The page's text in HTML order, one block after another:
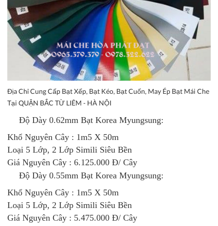
Địa Chỉ Cung Cấp Bạt Xếp, Bạt Kéo, Bạt Cuốn, May Ép Bạt Mái Che
Tại QUẬN BẮC TỪ LIÊM - HÀ NỘI
Độ Dày 0.62mm Bạt Korea Myungsung:
Khổ Nguyên Cây : 1m5 X 50m
Loại 5 Lớp, 2 Lớp Simili Siêu Bền
Giá Nguyên Cây : 6.125.000 Đ/ Cây
Độ Dày 0.55mm Bạt Korea Myungsung:
Khổ Nguyên Cây : 1m5 X 50m
Loại 5 Lớp, 2 Lớp Simili Siêu Bền
Giá Nguyên Cây : 5.475.000 Đ/ Cây